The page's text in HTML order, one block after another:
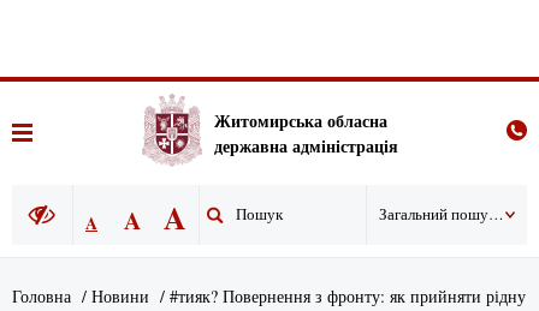
Житомирська обласна
державна адміністрація
A A A Загальний пошук по сайту
Головна / Новини / #тияк? Повернення з фронту: як прийняти рідну